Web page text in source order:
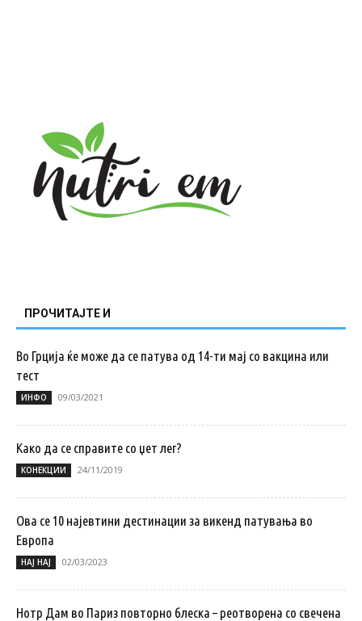
ПРОЧИТАЈТЕ И
Во Грција ќе може да се патува од 14-ти мај со вакцина или
тест
ИНФО 09/03/2021
Како да се справите со џет лег?
КОНЕКЦИИ 24/11/2019
Ова се 10 најевтини дестинации за викенд патувањa во
Европа
НАЈ НАЈ 02/03/2023
Нотр Дам во Париз повторно блеска – реотворена со свечена